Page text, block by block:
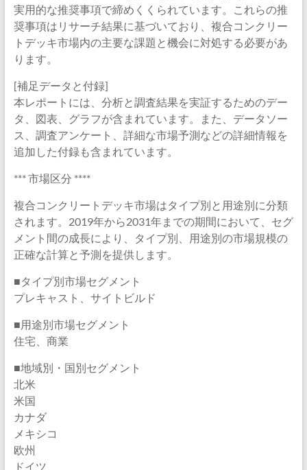
実用的な推奨事項で締めくくられています。これらの推
奨事項はリサーチ結果に基づいており、複合コンクリー
トデッキ市場内の主要な課題と機会に対処する必要があ
ります。
[補足データと付録]
本レポートには、分析と調査結果を実証するためのデー
タ、図表、グラフが含まれています。また、データソー
ス、調査アンケート、詳細な市場予測などの詳細情報を
追加した付録も含まれています。
*** 市場区分 ****
複合コンクリートデッキ市場はタイプ別と用途別に分類
されます。2019年から2031年までの期間において、セグ
メント間の成長により、タイプ別、用途別の市場規模の
正確な計算と予測を提供します。
■タイプ別市場セグメント
プレキャスト、サイトビルド
■用途別市場セグメント
住宅、商業
■地域別・国別セグメント
北米
米国
カナダ
メキシコ
欧州
ドイツ